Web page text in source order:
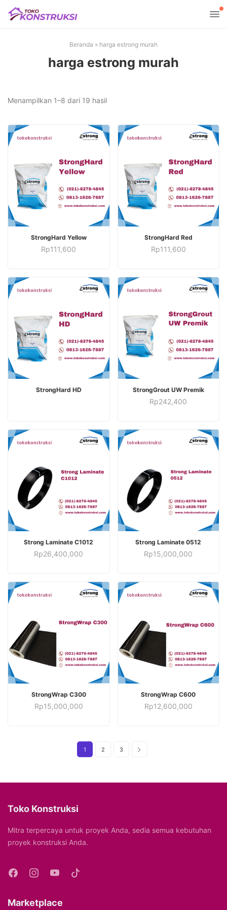
Beranda » harga estrong murah
harga estrong murah
Menampilkan 1–8 dari 19 hasilDiurutkan
yang
terbaru
TAMBAH KE KERANJANG
StrongHard Yellow
Rp111,600
TAMBAH KE KERANJANG
StrongHard Red
Rp111,600
BACA SELENGKAPNYA
StrongHard HD TAMBAH KE KERANJANG
StrongGrout UW Premik
Rp242,400
TAMBAH KE KERANJANG
Strong Laminate C1012
Rp26,400,000
TAMBAH KE KERANJANG
Strong Laminate 0512
Rp15,000,000
TAMBAH KE KERANJANG
StrongWrap C300
Rp15,000,000
TAMBAH KE KERANJANG
StrongWrap C600
Rp12,600,000
1 2 3
Toko Konstruksi
Mitra terpercaya untuk proyek Anda, sedia semua kebutuhan
proyek konstruksi Anda.
Marketplace